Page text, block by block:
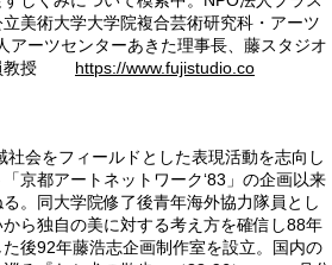
美術大学大学院複合芸術研究科・アーツ
アーツセンターあきた理事長、藤スタジオ
教授
https://www.fujistudio.co
会をフィールドとした表現活動を志向し
京都アートネットワーク‘83」の企画以来
。同大学院修了後青年海外協力隊員とし
ら独自の美に対する考え方を確信し88年
後92年藤浩志企画制作室を設立。国内の